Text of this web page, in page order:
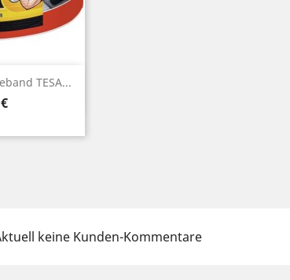
TESA...
keine Kunden-Kommentare